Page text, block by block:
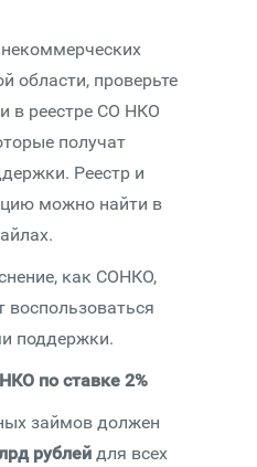
области, проверьте
в реестре СО НКО
получат
Реестр и
можно найти в
как СОНКО,
воспользоваться
поддержки.
по ставке 2%
займов должен
рублей для всех